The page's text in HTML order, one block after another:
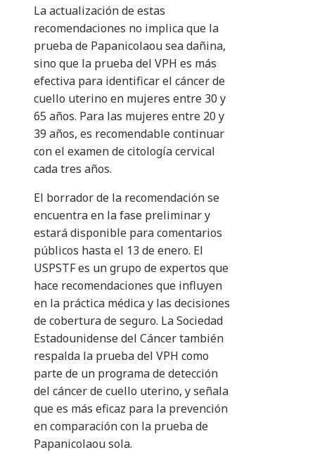
La actualización de estas
recomendaciones no implica que la
prueba de Papanicolaou sea dañina,
sino que la prueba del VPH es más
efectiva para identificar el cáncer de
cuello uterino en mujeres entre 30 y
65 años. Para las mujeres entre 20 y
39 años, es recomendable continuar
con el examen de citología cervical
cada tres años.
El borrador de la recomendación se
encuentra en la fase preliminar y
estará disponible para comentarios
públicos hasta el 13 de enero. El
USPSTF es un grupo de expertos que
hace recomendaciones que influyen
en la práctica médica y las decisiones
de cobertura de seguro. La Sociedad
Estadounidense del Cáncer también
respalda la prueba del VPH como
parte de un programa de detección
del cáncer de cuello uterino, y señala
que es más eficaz para la prevención
en comparación con la prueba de
Papanicolaou sola.